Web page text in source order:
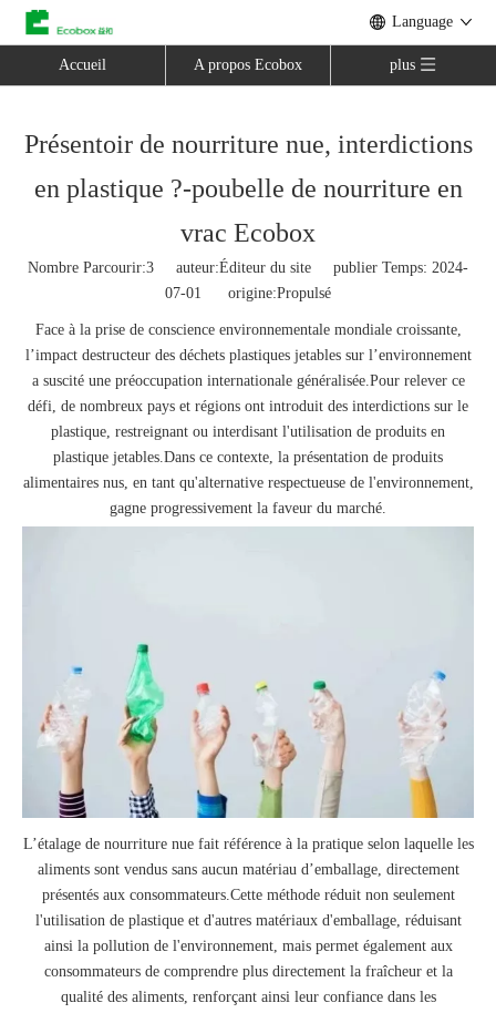
Language
Accueil A propos Ecobox plus
Présentoir de nourriture nue, interdictions
en plastique ?-poubelle de nourriture en
vrac Ecobox
Nombre Parcourir:3 auteur:Éditeur du site publier Temps: 2024-
07-01 origine:Propulsé
Face à la prise de conscience environnementale mondiale croissante,
l’impact destructeur des déchets plastiques jetables sur l’environnement
a suscité une préoccupation internationale généralisée.Pour relever ce
défi, de nombreux pays et régions ont introduit des interdictions sur le
plastique, restreignant ou interdisant l'utilisation de produits en
plastique jetables.Dans ce contexte, la présentation de produits
alimentaires nus, en tant qu'alternative respectueuse de l'environnement,
gagne progressivement la faveur du marché.
L’étalage de nourriture nue fait référence à la pratique selon laquelle les
aliments sont vendus sans aucun matériau d’emballage, directement
présentés aux consommateurs.Cette méthode réduit non seulement
l'utilisation de plastique et d'autres matériaux d'emballage, réduisant
ainsi la pollution de l'environnement, mais permet également aux
consommateurs de comprendre plus directement la fraîcheur et la
qualité des aliments, renforçant ainsi leur confiance dans les